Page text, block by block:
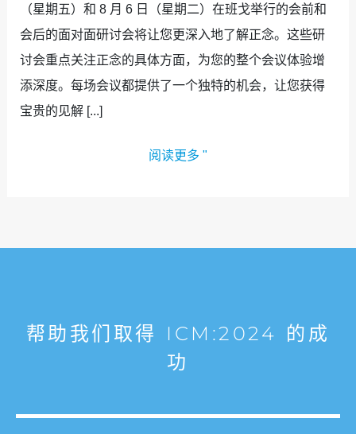
（星期五）和 8 月 6 日（星期二）在班戈举行的会前和
会后的面对面研讨会将让您更深入地了解正念。这些研
讨会重点关注正念的具体方面，为您的整个会议体验增
添深度。每场会议都提供了一个独特的机会，让您获得
宝贵的见解 [...]
阅读更多 "
帮助我们取得 ICM:2024 的成
功